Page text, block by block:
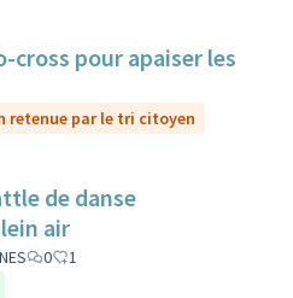
cross pour apaiser les
retenue par le tri citoyen
de danse
air
0
1